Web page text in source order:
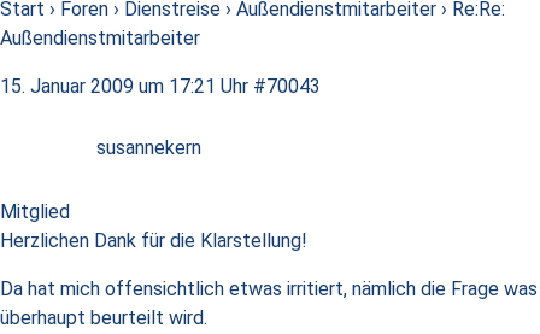
Start › Foren › Dienstreise › Außendienstmitarbeiter › Re:Re:
Außendienstmitarbeiter
15. Januar 2009 um 17:21 Uhr #70043
susannekern
Mitglied
Herzlichen Dank für die Klarstellung!
Da hat mich offensichtlich etwas irritiert, nämlich die Frage was
überhaupt beurteilt wird.